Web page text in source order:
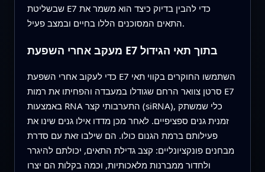
שבשליטת E7 כדי להבין בדיוק כיצד הוא משמר את
התאים המסוכנים הללו בחיים ובמצב פעיל.
מעקב אחרי השפעת E7 בתוך תאי הגידול
כדי לעקוב אחרי השפעת E7 השתמשו החוקרים בקווי תאי
סרטן צוואר הרחם שגודלו במעבדה והפחיתו את רמות E7
באמצעות RNA התערבותי קצר (siRNA), כלי שמשתק
זמנית גנים ספציפיים. לאחר מכן מדדו אילו גנים שינו את
פעילותם ברמת הגנום כולו. הם שילבו זאת עם סדרת
מבחנים פונקציונליים: קצב גדילת התאים, יכולתם להיגרר
ולחדור ממברנות מלאכותיות, וכמה בקלות הם יצרו